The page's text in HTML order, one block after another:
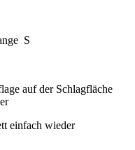
S
auf der Schlagfläche
einfach wieder